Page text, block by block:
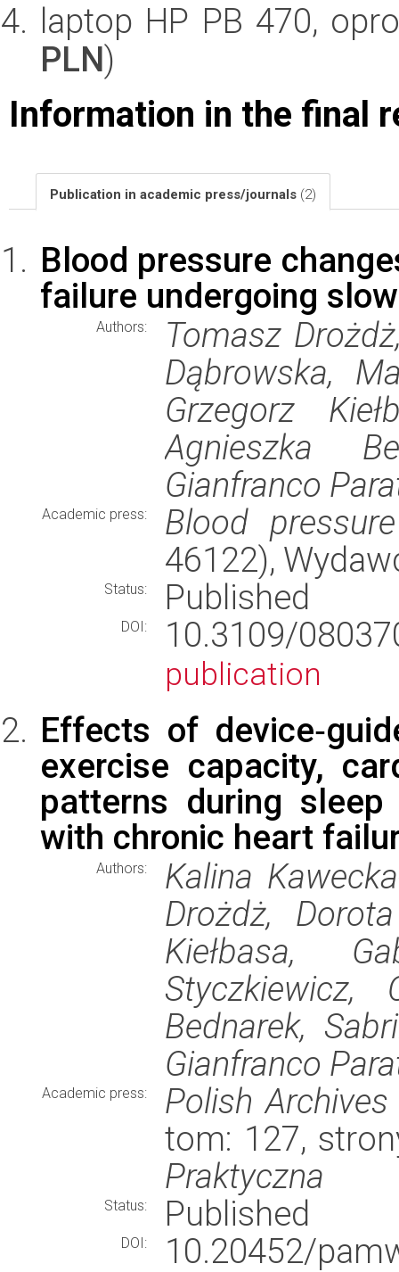
laptop HP PB 470,
PLN)
Information in the final
Publication in academic press/journals (2)
Blood pressure
failure undergoing
Authors:
Tomasz
Dąbrowska,
Grzegorz
Agnieszka
Gianfranco
Academic press: Blood pressure
46122),
Status: Published
DOI: 10.3109/
publication
Effects of
exercise capacity,
patterns during
with chronic heart
Authors:
Kalina
Drożdż,
Kiełbasa,
Styczkiewicz,
Bednarek,
Gianfranco
Academic press:
Polish
tom: 127,
Praktyczna
Status: Published
DOI: 10.20452/